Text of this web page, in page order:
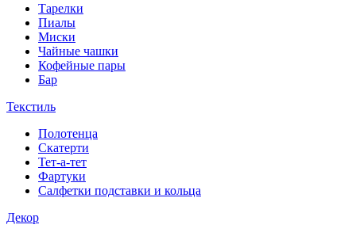
Тарелки
Пиалы
Миски
Чайные чашки
Кофейные пары
Бар
Текстиль
Полотенца
Скатерти
Тет-а-тет
Фартуки
Салфетки подставки и кольца
Декор